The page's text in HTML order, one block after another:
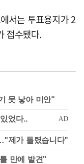
서는 투표용지가 2
접수됐다.
못 낳아 미안"
제가 틀렸습니다"
만에 발견"